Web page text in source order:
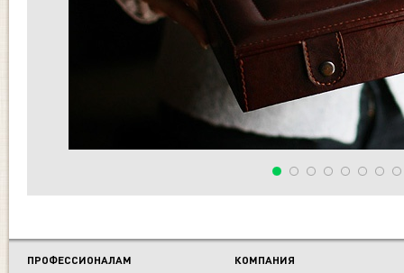
ПРОФЕССИОНАЛАМ КОМПАНИЯ